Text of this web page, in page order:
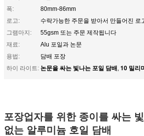
폭:
80mm-86mm
로고:
수락가능한 주문을 받아서 만들어진 로
그램마지:
55gsm 또는 주문 제작됩니다
재료:
Alu 포일과 논문
용법:
담배 포장
하이 라이트: 논문을 싸는 빛나는 포일 담배, 10 밀리
포장업자를 위한 종이를 싸는
없는 알루미늄 호일 담배